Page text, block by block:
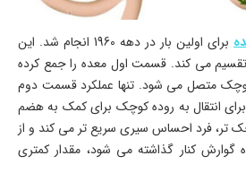
برای اولین بار در دهه 1960 انجام شد. این
می کند. قسمت اول معده را جمع کرده
متصل می شود. تنها عملکرد قسمت دوم
انتقال به روده کوچک برای کمک به هضم
تر، فرد احساس سیری سریع تر می کند و از
گوارش کنار گذاشته می شود، مقدار کمتری